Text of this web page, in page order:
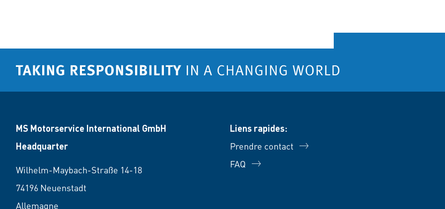
MS Motorservice International GmbH
Headquarter
Wilhelm-Maybach-Straße 14-18
74196 Neuenstadt
Allemagne
Liens rapides:
Prendre contact
FAQ